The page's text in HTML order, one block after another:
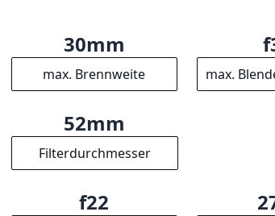
30mm
max. Brennweite max.
52mm
Filterdurchmesser
f22